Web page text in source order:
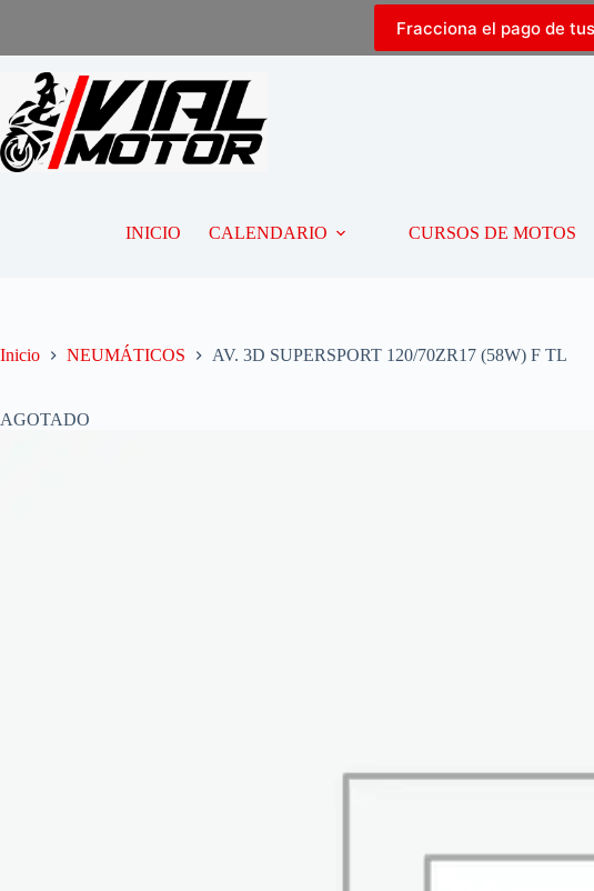
Fracciona el pago de
INICIO CALENDARIO CURSOS DE MOTOS
Inicio NEUMÁTICOS AV. 3D SUPERSPORT 120/70ZR17 (58W) F TL
AGOTADO